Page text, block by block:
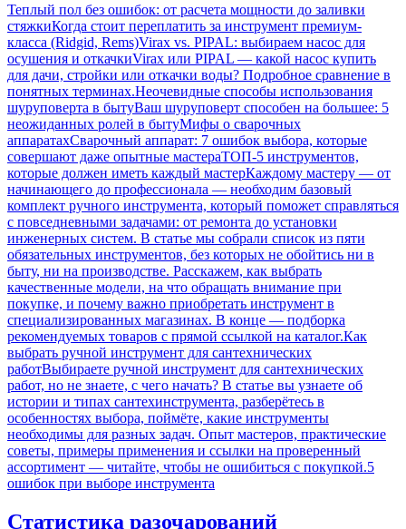
Теплый пол без ошибок: от расчета мощности до заливки
стяжкиКогда стоит переплатить за инструмент премиум-
класса (Ridgid, Rems)Virax vs. PIPAL: выбираем насос для
осушения и откачкиVirax или PIPAL — какой насос купить
для дачи, стройки или откачки воды? Подробное сравнение в
понятных терминах.Неочевидные способы использования
шуруповерта в бытуВаш шуруповерт способен на большее: 5
неожиданных ролей в бытуМифы о сварочных
аппаратахСварочный аппарат: 7 ошибок выбора, которые
совершают даже опытные мастераТОП-5 инструментов,
которые должен иметь каждый мастерКаждому мастеру — от
начинающего до профессионала — необходим базовый
комплект ручного инструмента, который поможет справляться
с повседневными задачами: от ремонта до установки
инженерных систем. В статье мы собрали список из пяти
обязательных инструментов, без которых не обойтись ни в
быту, ни на производстве. Расскажем, как выбрать
качественные модели, на что обращать внимание при
покупке, и почему важно приобретать инструмент в
специализированных магазинах. В конце — подборка
рекомендуемых товаров с прямой ссылкой на каталог.Как
выбрать ручной инструмент для сантехнических
работВыбираете ручной инструмент для сантехнических
работ, но не знаете, с чего начать? В статье вы узнаете об
истории и типах сантехинструмента, разберётесь в
особенностях выбора, поймёте, какие инструменты
необходимы для разных задач. Опыт мастеров, практические
советы, примеры применения и ссылки на проверенный
ассортимент — читайте, чтобы не ошибиться с покупкой.5
ошибок при выборе инструмента
Статистика разочарований